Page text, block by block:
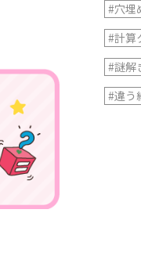
#穴埋
#計算
#謎解
#違う